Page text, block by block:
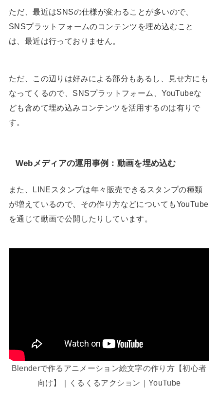
ただ、最近はSNSの仕様が変わることが多いので、
SNSプラットフォームのコンテンツを埋め込むこと
は、最近は行っておりません。
ただ、この辺りは好みによる部分もあるし、見せ方にも
なってくるので、SNSプラットフォーム、YouTubeな
ども含めて埋め込みコンテンツを活用するのは有りで
す。
Webメディアの運用事例：動画を埋め込む
また、LINEスタンプは年々販売できるスタンプの種類
が増えているので、その作り方などについてもYouTube
を通じて動画で公開したりしています。
Blenderで作るアニメーション絵文字の作り方【初心者
向け】｜くるくるアクション｜YouTube